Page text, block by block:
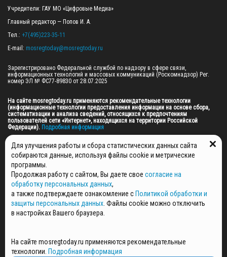
Учредители: ГАУ МО «Цифровые Медиа»
Главный редактор — Попов И. А.
Тел.: +7(495)223-35-11
E-mail: mosregtoday@mosregtoday.ru
Зарегистрировано Федеральной службой по надзору в сфере связи,
информационных технологий и массовых коммуникаций (Роскомнадзор) Рег.
номер ЭЛ № ФС77-89830 от 28.07.2025
На сайте mosregtoday.ru применяются рекомендательные технологии
(информационные технологии предоставления информации на основе сбора,
систематизации и анализа сведений, относящихся к предпочтениям
пользователей сети «Интернет», находящихся на территории Российской
Федерации). Подробная информация
© 2026 ПРАВА НА ВСЕ МАТЕРИАЛЫ САЙТА ПРИНАДЛЕЖАТ ГАУ МО "ЦИФРОВЫЕ
МЕДИА" (ОГРН: 1255000059467).
ПОЛИТИКА ОБРАБОТКИ И ЗАЩИТЫ ПЕРСОНАЛЬНЫХ ДАННЫХ
НОВОСТИ
ГАЗЕТЫ
РЕКЛАМОДАТЕЛЯМ
СПЕЦПРОЕКТЫ
СТАТЬИ
Для улучшения работы и сбора статистических данных сайта
собираются данные, используя файлы cookie и метрические
программы.
Продолжая работу с сайтом, Вы даете свое согласие на
обработку персональных данных,
а также подтверждаете ознакомление с Политикой обработки и
защиты персональных данных . Файлы cookie можно отключить
в настройках Вашего браузера.
На сайте mosregtoday.ru применяются рекомендательные
технологии. Подробная информация